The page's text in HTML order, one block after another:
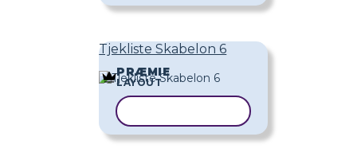
Tjekliste Skabelon 6
PRÆMIE
LAYOUT